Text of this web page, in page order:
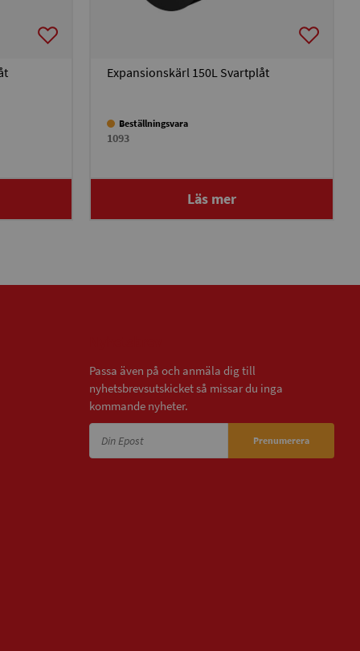
Expansionskärl 150L Svartplåt
Beställningsvara
1093
Läs mer
Passa även på och anmäla dig till
nyhetsbrevsutskicket så missar du inga
kommande nyheter.
Prenumerera